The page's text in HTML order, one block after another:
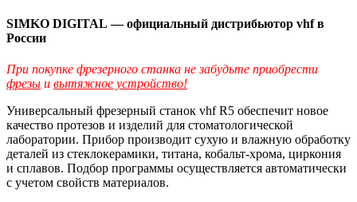
SIMKO DIGITAL — официальный дистрибьютор vhf в
России
При покупке фрезерного станка не забудьте приобрести
фрезы и вытяжное устройство!
Универсальный фрезерный станок vhf R5 обеспечит новое
качество протезов и изделий для стоматологической
лаборатории. Прибор производит сухую и влажную обработку
деталей из стеклокерамики, титана, кобальт-хрома, циркония
и сплавов. Подбор программы осуществляется автоматически
с учетом свойств материалов.